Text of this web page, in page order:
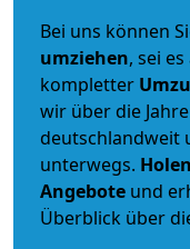
Bei uns können
umziehen, sei es
kompletter
wir über die
deutschlandweit
unterwegs.
Angebote und
Überblick über